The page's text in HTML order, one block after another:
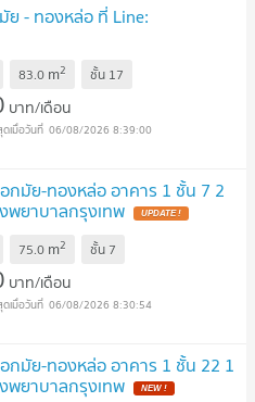
ย - ทองหล่อ ที่ Line:
83.0 m2 ชั้น 17
บาท/เดือน
06/08/2026 8:39:00
อกมัย-ทองหล่อ อาคาร 1 ชั้น 7 2
พยาบาลกรุงเทพ
75.0 m2 ชั้น 7
บาท/เดือน
06/08/2026 8:30:54
อกมัย-ทองหล่อ อาคาร 1 ชั้น 22 1
พยาบาลกรุงเทพ